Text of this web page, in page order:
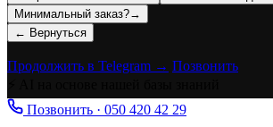
Минимальный заказ?→
← Вернуться
Продолжить в Telegram → Позвонить
Позвонить · 050 420 42 29